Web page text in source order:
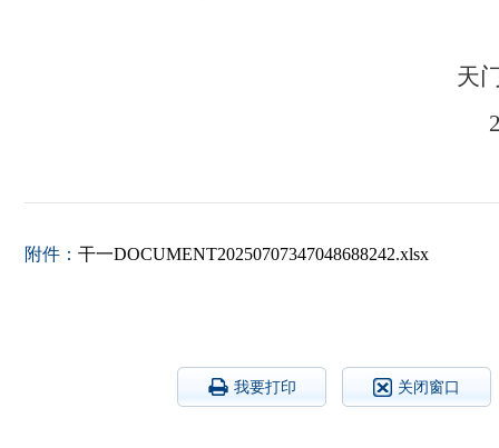
天
附件： 干一DOCUMENT20250707347048688242.xlsx
我要打印 关闭窗口